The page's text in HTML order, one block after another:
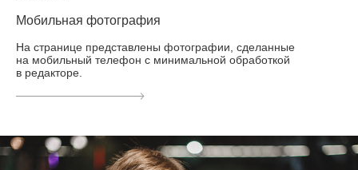
Мобильная фотография
На странице представлены фотографии, сделанные
на мобильный телефон с минимальной обработкой
в редакторе.